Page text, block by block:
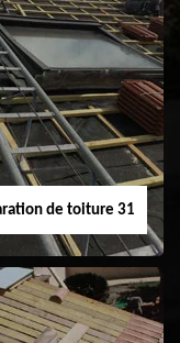
Nettoyage
de
toiture 31
de toiture 31